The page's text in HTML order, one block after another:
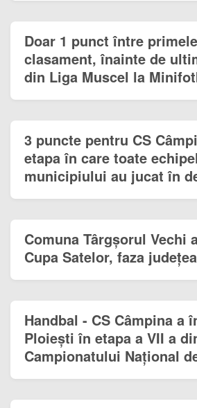
Doar 1 punct între
clasament, înainte de
din Liga Muscel la
3 puncte pentru CS
etapa în care toate
municipiului au jucat în
Comuna Târgșorul Vechi
Cupa Satelor, faza
Handbal - CS Câmpina a
Ploiești în etapa a VII a
Campionatului Național